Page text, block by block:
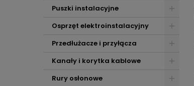
Puszki instalacyjne
Osprzęt elektroinstalacyjny
Przedłużacze i przyłącza
Kanały i korytka kablowe
Rury osłonowe